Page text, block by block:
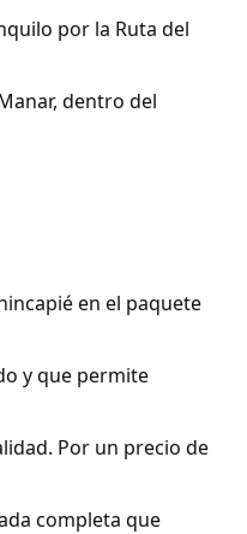
por la Ruta del
dentro del
en el paquete
y que permite
Por un precio de
completa que